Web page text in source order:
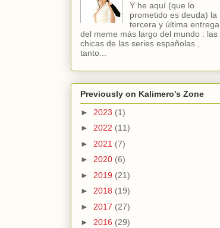
Y he aquí (que lo
prometido es deuda) la
tercera y última entrega
del meme más largo del mundo : las
chicas de las series españolas ,
tanto...
Previously on Kalimero's Zone
► 2023 (1)
► 2022 (11)
► 2021 (7)
► 2020 (6)
► 2019 (21)
► 2018 (19)
► 2017 (27)
► 2016 (29)